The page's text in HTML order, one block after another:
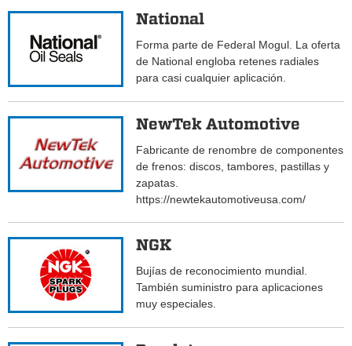
National
Forma parte de Federal Mogul. La oferta
de National engloba retenes radiales
para casi cualquier aplicación.
NewTek Automotive
Fabricante de renombre de componentes
de frenos: discos, tambores, pastillas y
zapatas.
https://newtekautomotiveusa.com/
NGK
Bujías de reconocimiento mundial.
También suministro para aplicaciones
muy especiales.